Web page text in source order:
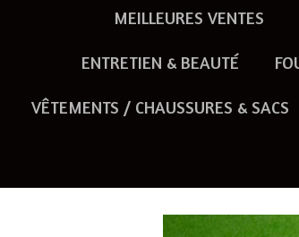
MEILLEURES VENTES
ENTRETIEN & BEAUTÉ
VÊTEMENTS / CHAUSSURES & SACS